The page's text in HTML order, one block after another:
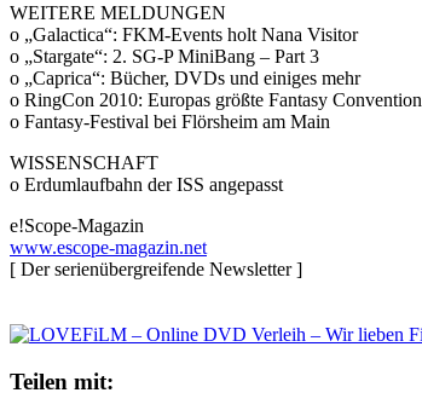
WEITERE MELDUNGEN
o „Galactica“: FKM-Events holt Nana Visitor
o „Stargate“: 2. SG-P MiniBang – Part 3
o „Caprica“: Bücher, DVDs und einiges mehr
o RingCon 2010: Europas größte Fantasy Convention
o Fantasy-Festival bei Flörsheim am Main
WISSENSCHAFT
o Erdumlaufbahn der ISS angepasst
e!Scope-Magazin
www.escope-magazin.net
[ Der serienübergreifende Newsletter ]
Teilen mit: